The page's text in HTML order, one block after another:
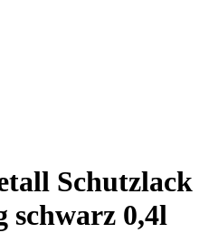
Schutzlack
schwarz 0,4l